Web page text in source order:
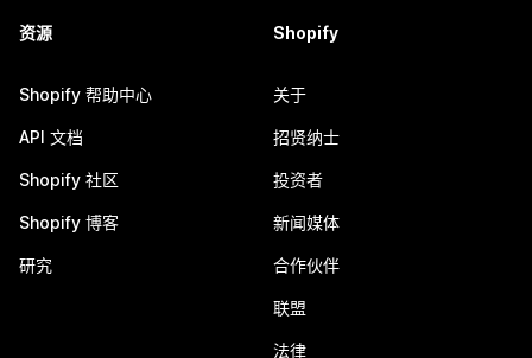
资源
Shopify 帮助中心
API 文档
Shopify 社区
Shopify 博客
研究
Shopify
关于
招贤纳士
投资者
新闻媒体
合作伙伴
联盟
法律